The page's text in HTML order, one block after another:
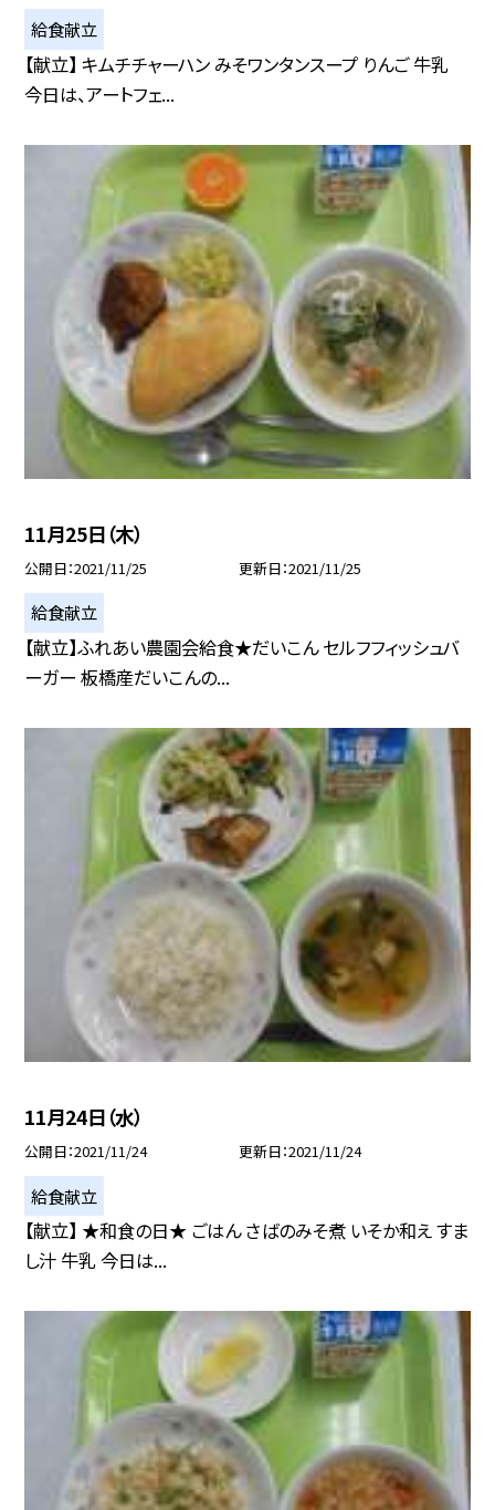
給食献立
【献立】 キムチチャーハン みそワンタンスープ りんご 牛乳
今日は、アートフェ...
11月25日（木）
公開日 2021/11/25 更新日 2021/11/25
給食献立
【献立】ふれあい農園会給食★だいこん セルフフィッシュバ
ーガー 板橋産だいこんの...
11月24日（水）
公開日 2021/11/24 更新日 2021/11/24
給食献立
【献立】 ★和食の日★ ごはん さばのみそ煮 いそか和え すま
し汁 牛乳 今日は...